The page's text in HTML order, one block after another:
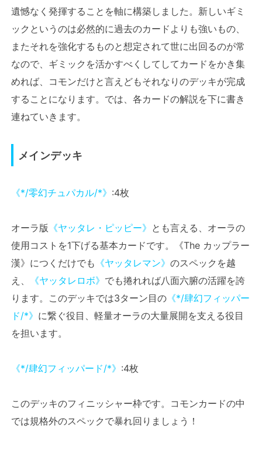
遺憾なく発揮することを軸に構築しました。新しいギミ
ックというのは必然的に過去のカードよりも強いもの、
またそれを強化するものと想定されて世に出回るのが常
なので、ギミックを活かすべくしてしてカードをかき集
めれば、コモンだけと言えどもそれなりのデッキが完成
することになります。では、各カードの解説を下に書き
連ねていきます。
メインデッキ
《*/零幻チュパカル/*》 :4枚
オーラ版 《ヤッタレ・ピッピー》 とも言える、オーラの
使用コストを1下げる基本カードです。《The カップラー
漢》につくだけでも 《ヤッタレマン》 のスペックを越
え、
《ヤッタレロボ》 でも捲れれば八面六腑の活躍を誇
ります。このデッキでは3ターン目の 《*/肆幻フィッパー
ド/*》 に繋ぐ役目、軽量オーラの大量展開を支える役目
を担います。
《*/肆幻フィッパード/*》 :4枚
このデッキのフィニッシャー枠です。コモンカードの中
では規格外のスペックで暴れ回りましょう！